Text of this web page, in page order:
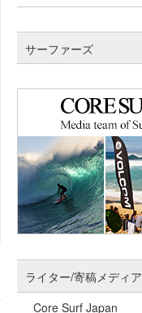
四国
沖縄
サーファーズ
ライター/寄稿メディア
Core Surf Japan